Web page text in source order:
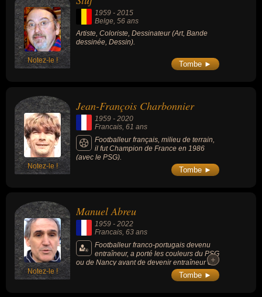
avoir été belge, francais ou portugais par exemple.
Notez-le !
1959 - 2015
Belge, 56 ans
Artiste, Coloriste, Dessinateur (Art, Bande
dessinée, Dessin).
Tombe ►
Notez-le !
Jean-François Charbonnier
1959 - 2020
Francais , 61 ans
Footballeur français, milieu de terrain,
il fut Champion de France en 1986
(avec le PSG).
Tombe ►
Notez-le !
Manuel Abreu
1959 - 2022
Francais, 63 ans
Footballeur franco-portugais devenu
entraîneur, a porté les couleurs du PSG
ou de Nancy avant de devenir entraîneur en
+
+
Tombe ►